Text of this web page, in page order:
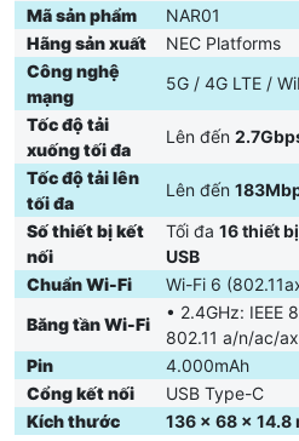
Kết nối 5G tốc độ cao lên đến
Truy cập Internet mượt mà, xem
hay chơi game trực tuyến không
Chuẩn Wi-Fi 6 hiện đại
Tối ưu tốc độ, giảm độ trễ và tăng
cùng kết nối.
Kết nối đồng thời đến 16 thiết bị
Phù hợp cho gia đình, nhóm làm
phòng di động.
Hỗ trợ đa mạng: 5G / 4G LTE /
Tự động chuyển mạng linh hoạt,
ở nhiều khu vực.
Pin dung lượng 4.000mAh
Sử dụng liên tục nhiều giờ, đáp
Mã sản phẩm
NAR01
Hãng sản xuất
NEC Platforms
Công nghệ
mạng
5G / 4G LTE /
Tốc độ tải
xuống tối đa
Lên đến
Tốc độ tải lên
tối đa
Lên đến
Số thiết bị kết
nối
Tối đa 16 thiết
USB
Chuẩn Wi-Fi
Wi-Fi 6
Băng tần Wi-Fi
• 2.4GHz: IEEE
802.11 a/n/ac/ax
Pin
4.000mAh
Cổng kết nối
USB Type-C
Kích thước
136 × 68 × 14.8